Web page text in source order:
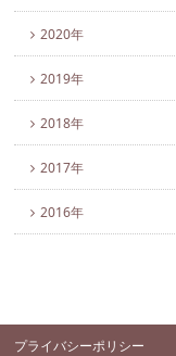
2020年
2019年
2018年
2017年
2016年
プライバシーポリシー